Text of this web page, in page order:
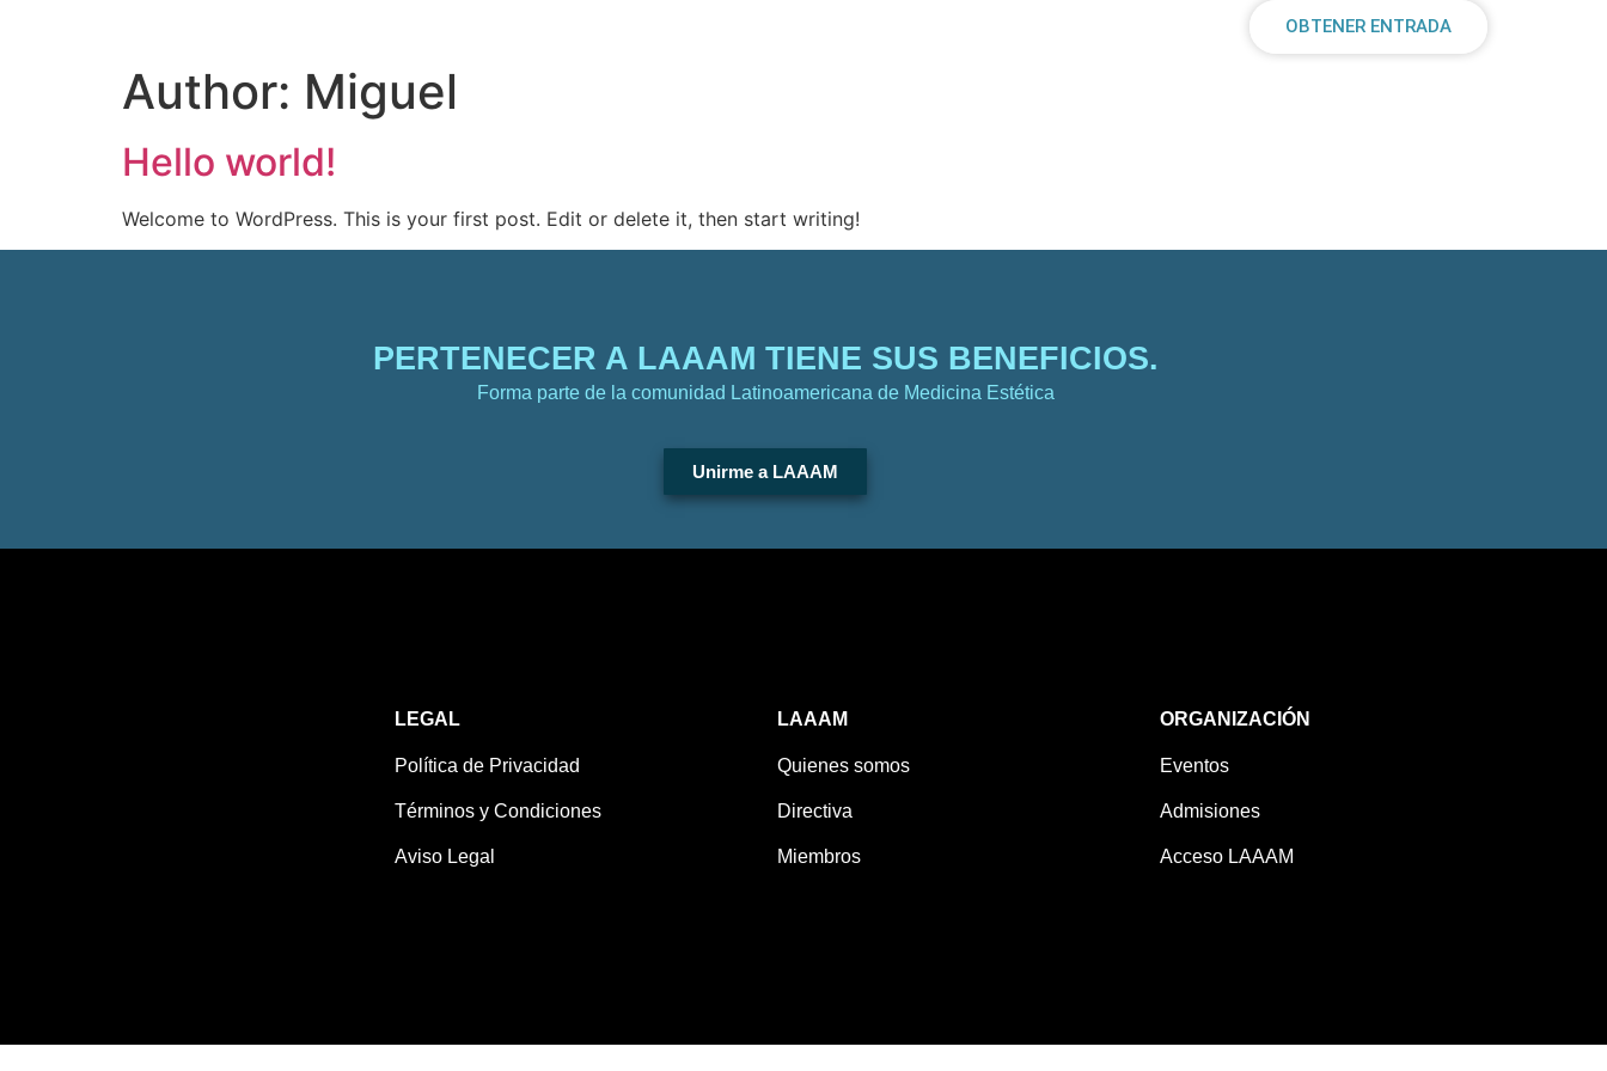
OBTENER ENTRADA
Author: Miguel
Hello world!
Welcome to WordPress. This is your first post. Edit or delete it, then start writing!
PERTENECER A LAAAM TIENE SUS BENEFICIOS.
Forma parte de la comunidad Latinoamericana de Medicina Estética
Unirme a LAAAM
LEGAL
Política de Privacidad
Términos y Condiciones
Aviso Legal
LAAAM
Quienes somos
Directiva
Miembros
ORGANIZACIÓN
Eventos
Admisiones
Acceso LAAAM